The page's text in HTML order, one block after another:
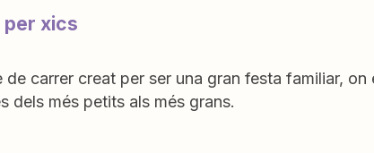
per xics
de carrer creat per ser una gran festa familiar,
dels més petits als més grans.